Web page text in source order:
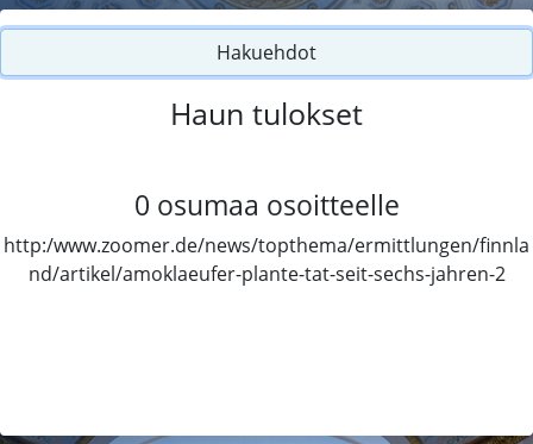
Hakuehdot
Haun tulokset
0 osumaa osoitteelle
http:/www.zoomer.de/news/topthema/ermittlungen/finnla
nd/artikel/amoklaeufer-plante-tat-seit-sechs-jahren-2